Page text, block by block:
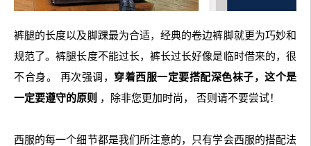
裤腿的长度以及脚踝最为合适，经典的卷边裤脚就更为巧妙和
规范了。裤腿长度不能过长，裤长过长好像是临时借来的，很
不合身。 再次强调， 穿着西服一定要搭配深色袜子，这个是
一定要遵守的原则 ，除非您更加时尚， 否则请不要尝试！
西服的每一个细节都是我们所注意的，只有学会西服的搭配法